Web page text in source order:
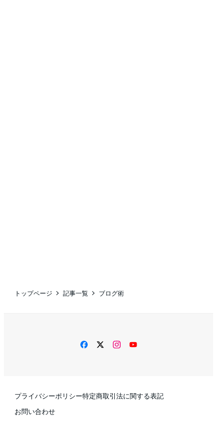
トップページ 記事一覧 ブログ術
facebooktwitterinstagram
YouTube
プライバシーポリシー特定商取引法に関する表記
お問い合わせ